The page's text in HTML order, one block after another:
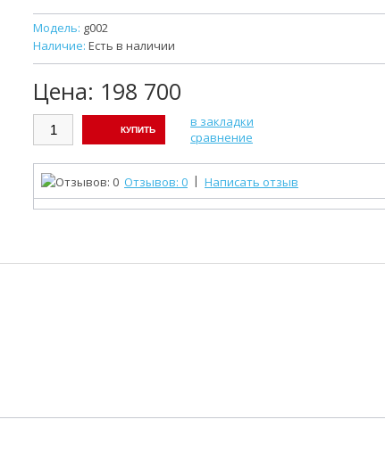
Модель: g002
Наличие: Есть в наличии
Цена: 198 700
в закладки
сравнение
Отзывов: 0 | Написать отзыв